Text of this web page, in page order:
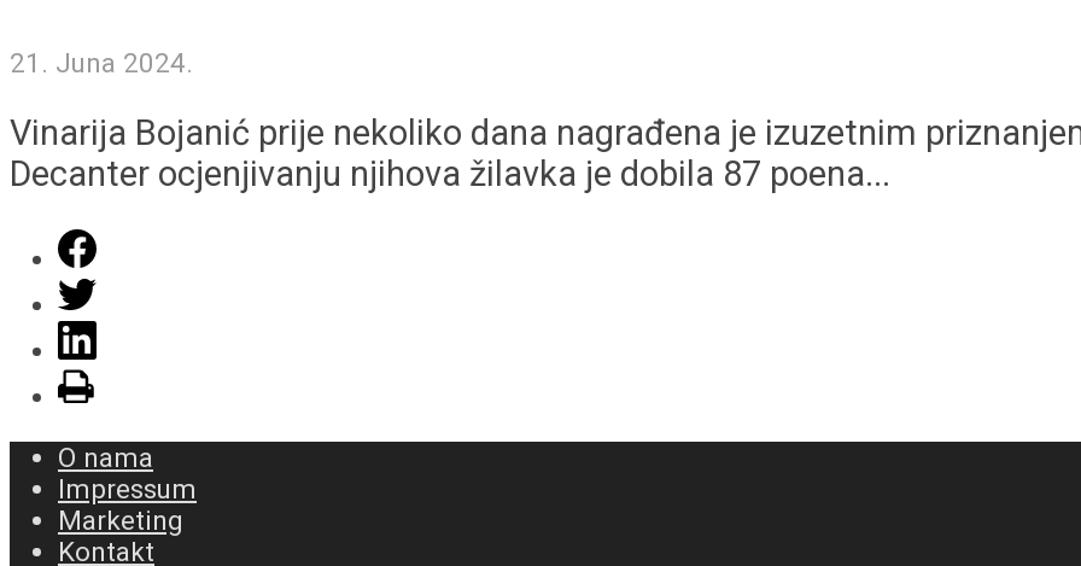
21. Juna 2024.
Vinarija Bojanić prije nekoliko dana nagrađena je izuzetnim
Decanter ocjenjivanju njihova žilavka je dobila 87 poena...
O nama
Impressum
Marketing
Kontakt